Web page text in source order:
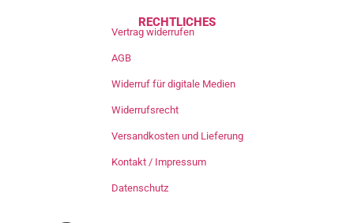
RECHTLICHES
Vertrag widerrufen
AGB
Widerruf für digitale Medien
Widerrufsrecht
Versandkosten und Lieferung
Kontakt / Impressum
Datenschutz